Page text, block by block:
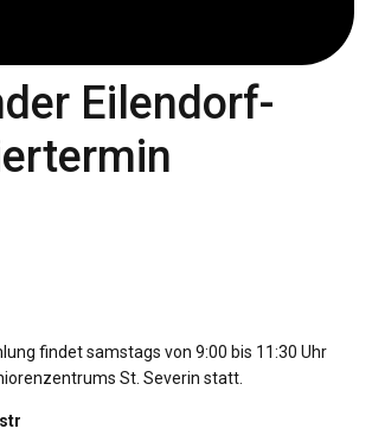
Eilendorf-
findet samstags von 9:00 bis 11:30 Uhr
St. Severin statt.